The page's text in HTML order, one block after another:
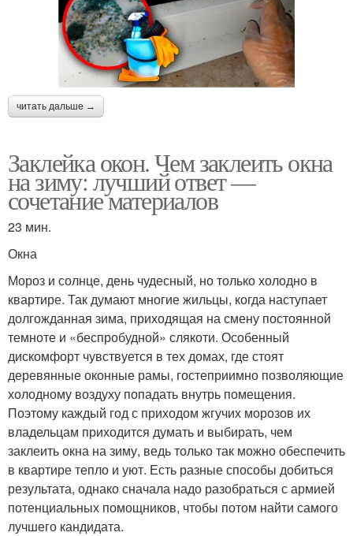
читать дальше →
Заклейка окон. Чем заклеить окна
на зиму: лучший ответ —
сочетание материалов
23 мин.
Окна
Мороз и солнце, день чудесный, но только холодно в
квартире. Так думают многие жильцы, когда наступает
долгожданная зима, приходящая на смену постоянной
темноте и «беспробудной» слякоти. Особенный
дискомфорт чувствуется в тех домах, где стоят
деревянные оконные рамы, гостеприимно позволяющие
холодному воздуху попадать внутрь помещения.
Поэтому каждый год с приходом жгучих морозов их
владельцам приходится думать и выбирать, чем
заклеить окна на зиму, ведь только так можно обеспечить
в квартире тепло и уют. Есть разные способы добиться
результата, однако сначала надо разобраться с армией
потенциальных помощников, чтобы потом найти самого
лучшего кандидата.